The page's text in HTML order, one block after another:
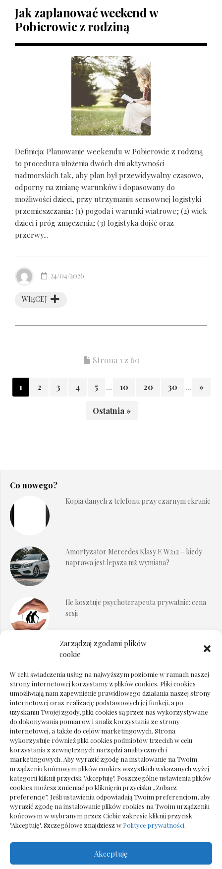
Zarządzaj zgodami plików
cookie
W celu świadczenia usług na najwyższym poziomie w ramach naszej
strony internetowej korzystamy z plików cookies. Pliki cookies
umożliwiają nam zapewnienie prawidłowego działania naszej strony
internetowej oraz realizację podstawowych jej funkcji, a po
uzyskaniu Twojej zgody, pliki cookies są przez nas wykorzystywane
do dokonywania pomiarów i analiz korzystania ze strony
internetowej, a także do celów marketingowych. Strona
wykorzystuje również pliki cookies podmiotów trzecich w celu
korzystania z zewnętrznych narzędzi analitycznych i
marketingowych. Aby wyrazić zgodę na instalowanie na Twoim
urządzeniu końcowym plików cookies wszystkich wskazanych wyżej
kategorii kliknij przycisk "Akceptuję". Poszczególne ustawienia plików
cookies możesz zmieniać po kliknięciu przycisku „Zobacz
preferencje”. Jeśli ustawienia odpowiadają Twoim preferencjom, aby
wyrazić zgodę na instalowanie plików cookies na Twoim urządzeniu
końcowym w wybranym przez Ciebie zakresie kliknij przycisk
"Akceptuję". Szczegółowe znajdziesz w Polityce prywatności.
Akceptuję
Jak zaplanować weekend w
Pobierowie z rodziną
Definicja: Planowanie weekendu w Pobierowie z rodziną
to procedura ułożenia dwóch dni aktywności
nadmorskich tak, aby plan był przewidywalny czasowo,
odporny na zmianę warunków i dopasowany do
możliwości dzieci, przy utrzymaniu sensownej logistyki
przemieszczania.: (1) pogoda i warunki wiatrowe; (2) wiek
dzieci i próg zmęczenia; (3) logistyka dojść oraz
przerwy...
WIĘCEJ
24/04/2026
Strona 1 z 60
1 2 3 4 5 ... 10 20 30 ... »
Ostatnia »
Co nowego?
Kopia danych z telefonu przy czarnym ekranie
Amortyzator Mercedes Klasy E W212 – kiedy
naprawa jest lepsza niż wymiana?
Ile kosztuje psychoterapeuta prywatnie: cena
sesji
Dokumenty do odbioru przy zmianie biura
Deska podłogowa do salonu: jak wybrać bez
pośpiechu